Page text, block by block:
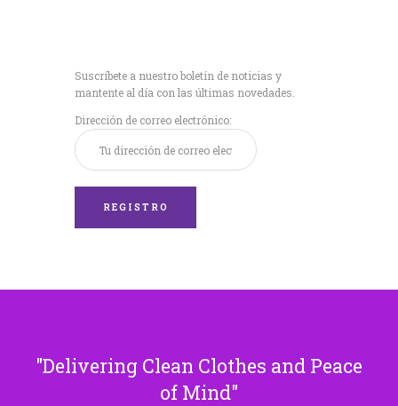
Suscríbete a nuestro boletín de noticias y
mantente al día con las últimas novedades.
Dirección de correo electrónico:
Delivering Clean Clothes and Peace
of Mind